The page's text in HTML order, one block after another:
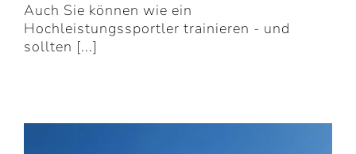
Auch Sie können wie ein
Hochleistungssportler trainieren - und
sollten [...]